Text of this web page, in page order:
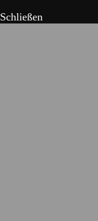
Schließen